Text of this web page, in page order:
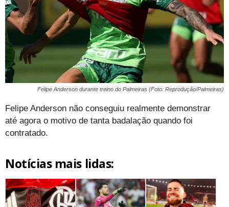
Felipe Anderson durante treino do Palmeiras (Foto: Reprodução/Palmeiras)
Felipe Anderson não conseguiu realmente demonstrar
até agora o motivo de tanta badalação quando foi
contratado.
Notícias mais lidas: